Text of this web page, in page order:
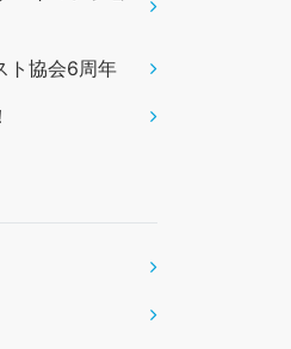
ト協会6周年